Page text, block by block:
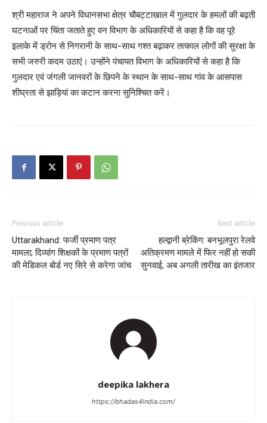
श्री महाराज ने अपने विधानसभा क्षेत्र चौबट्टाखाल में गुलदार के हमलों की बढ़ती
घटनाओं पर चिंता जताते हुए वन विभाग के अधिकारियों से कहा है कि वह पूरे
इलाके में ड्रोन से निगरानी के साथ-साथ गश्त बढ़ाकर तत्काल लोगों की सुरक्षा के
सभी जरुरी कदम उठाएं। उन्होंने पंचायत विभाग के अधिकारियों से कहा है कि
गुलदार एवं जंगली जानवरों के छिपने के स्थान के साथ-साथ गांव के आसपास
शीघ्रता से झाड़ियां का कटान करना सुनिश्चित करें।
Previous article
Uttarakhand: फर्जी प्रमाण पत्र
मामला; दिव्यांग शिक्षकों के प्रमाण पत्रों
की मेडिकल बोर्ड नए सिरे से करेगा जांच
Next article
हल्द्वानी ब्रेकिंग: बनभूलपुरा रेलवे
अतिक्रमण मामले में फिर नहीं हो सकी
सुनवाई, अब अगली तारीख का इंतजार
deepika lakhera
https://bhadas4india.com/